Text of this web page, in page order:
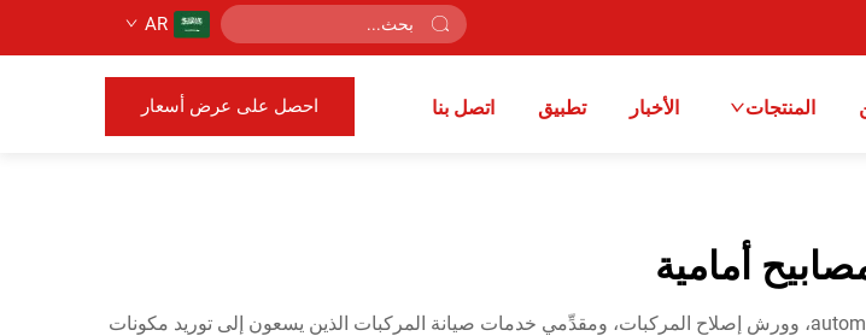
AR
المنتجات الأخبار تطبيق اتصل بنا احصل على عرض أسعار
أمامية
تُمثِّل تجارة مصابيح الأمام بالجملة فرصةً استراتيجيةً للأعمال في قطاع التجزئة automotive، وورش إصلاح المركبات، ومقدِّمي خدمات صيانة المركبات الذين يسعون إلى توريد مكونات